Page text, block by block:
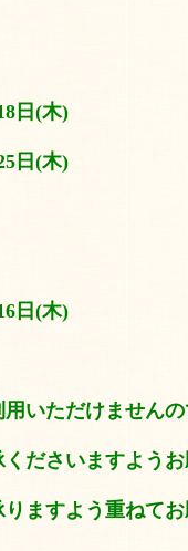
(木)
(木)
(木)
いただけません
ようお願い
ますよう重ねて